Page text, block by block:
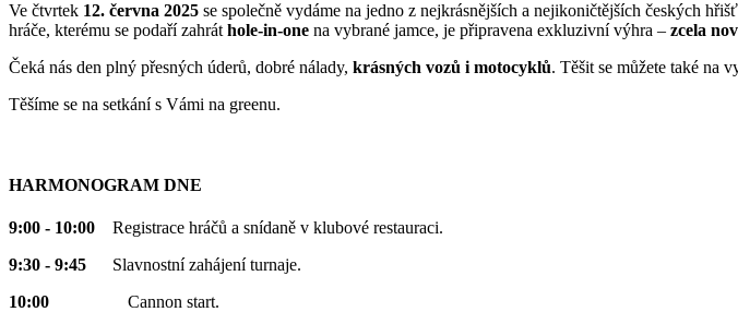
Ve čtvrtek 12. června 2025 se společně vydáme na jedno z nejkrásnějších a nejikoničtějších českých
hráče, kterému se podaří zahráthole-in-one na vybrané jamce, je připravena exkluzivní výhra – zcela
Čeká nás den plný přesných úderů, dobré nálady, krásných vozů i motocyklů. Těšit se můžete také na
Těšíme se na setkání s Vámi na greenu.
HARMONOGRAM DNE
9:00 - 10:00 Registrace hráčů a snídaně v klubové restauraci.
9:30 - 9:45
Slavnostní zahájení turnaje.
10:00 Cannon start.